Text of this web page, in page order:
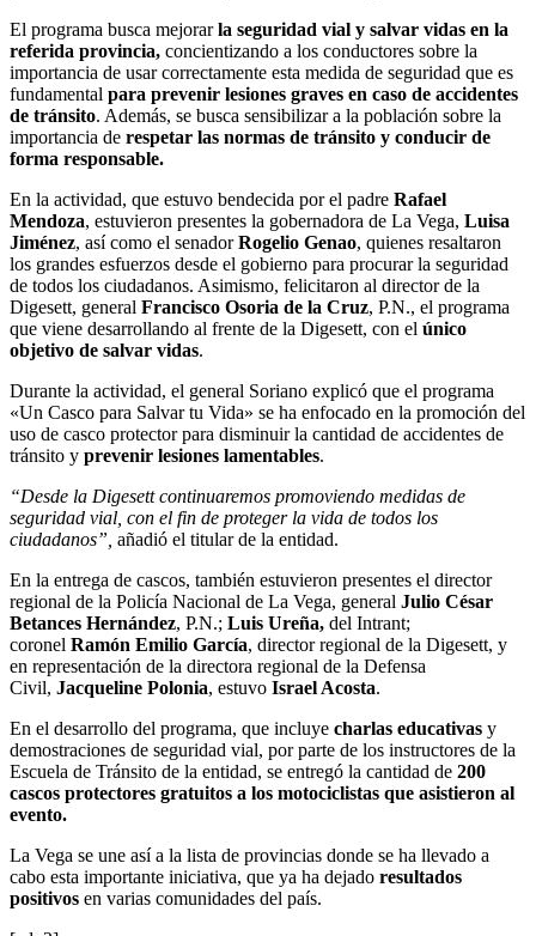
El programa busca mejorarla seguridad vial y salvar vidas en la
referida provincia, concientizando a los conductores sobre la
importancia de usar correctamente esta medida de seguridad que es
fundamental para prevenir lesiones graves en caso de accidentes
de tránsito. Además, se busca sensibilizar a la población sobre la
importancia de respetar las normas de tránsito y conducir de
forma responsable.
En la actividad, que estuvo bendecida por el padre Rafael
Mendoza, estuvieron presentes la gobernadora de La Vega, Luisa
Jiménez, así como el senadorRogelio Genao, quienes resaltaron
los grandes esfuerzos desde el gobierno para procurar la seguridad
de todos los ciudadanos. Asimismo, felicitaron al director de la
Digesett, general Francisco Osoria de la Cruz, P.N., el programa
que viene desarrollando al frente de la Digesett, con el único
objetivo de salvar vidas.
Durante la actividad, el general Soriano explicó que el programa
«Un Casco para Salvar tu Vida» se ha enfocado en la promoción del
uso de casco protector para disminuir la cantidad de accidentes de
tránsito y prevenir lesiones lamentables.
“Desde la Digesett continuaremos promoviendo medidas de
seguridad vial, con el fin de proteger la vida de todos los
ciudadanos”, añadió el titular de la entidad.
En la entrega de cascos, también estuvieron presentes el director
regional de la Policía Nacional de La Vega, general Julio César
Betances Hernández, P.N.; Luis Ureña, del Intrant;
coronel Ramón Emilio García, director regional de la Digesett, y
en representación de la directora regional de la Defensa
Civil, Jacqueline Polonia, estuvo Israel Acosta.
En el desarrollo del programa, que incluye charlas educativas y
demostraciones de seguridad vial, por parte de los instructores de la
Escuela de Tránsito de la entidad, se entregó la cantidad de 200
cascos protectores gratuitos a los motociclistas que asistieron al
evento.
La Vega se une así a la lista de provincias donde se ha llevado a
cabo esta importante iniciativa, que ya ha dejado resultados
positivos en varias comunidades del país.